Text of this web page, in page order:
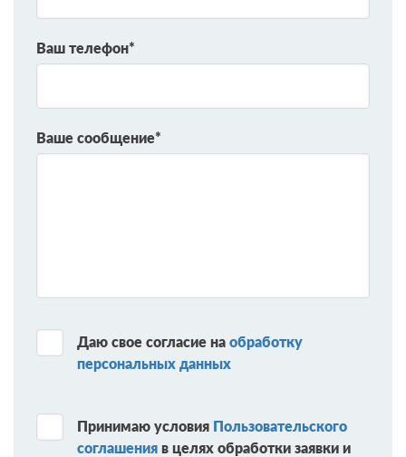
Ваш телефон*
Ваше сообщение*
Даю свое согласие на обработку
персональных данных
Принимаю условия Пользовательского
соглашения в целях обработки заявки и